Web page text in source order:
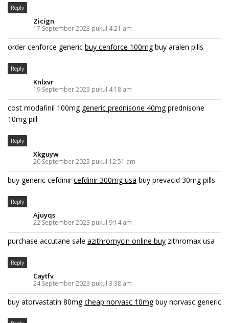
Reply
Zicign
17 September 2023 pukul 4:21 am
order cenforce generic buy cenforce 100mgbuy aralen pills
Reply
Knlxvr
19 September 2023 pukul 4:18 am
cost modafinil 100mg generic prednisone 40mgprednisone
10mg pill
Reply
Xkguyw
20 September 2023 pukul 12:51 am
buy generic cefdinircefdinir 300mg usa buy prevacid 30mg pills
Reply
Ajuyqs
22 September 2023 pukul 9:14 am
purchase accutane sale azithromycin online buy zithromax usa
Reply
Caytfv
24 September 2023 pukul 3:38 am
buy atorvastatin 80mgcheap norvasc 10mgbuy norvasc generic